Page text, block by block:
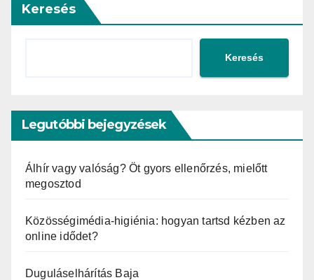
Keresés
Keresés
Legutóbbi bejegyzések
Álhír vagy valóság? Öt gyors ellenőrzés, mielőtt
megosztod
Közösségimédia-higiénia: hogyan tartsd kézben az
online idődet?
Duguláselhárítás Baja